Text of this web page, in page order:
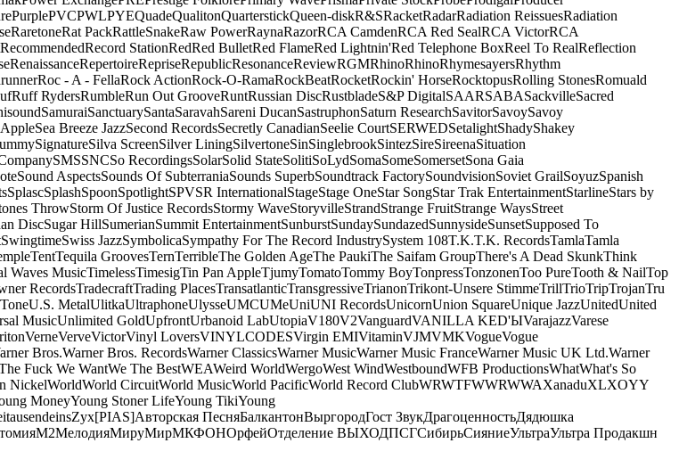
PurplePVCPWLPYEQuadeQualitonQuarterstickQueen-diskR&SRacketRadarRadiation ReissuesRadiation
RaretoneRat PackRattleSnakeRaw PowerRaynaRazorRCA CamdenRCA Red SealRCA VictorRCA
RecommendedRecord StationRedRed BulletRed FlameRed Lightnin'Red Telephone BoxReel To RealReflection
RenaissanceRepertoireRepriseRepublicResonanceReviewRGMRhinoRhinoRhymesayersRhythm
Roc - A - FellaRock ActionRock-O-RamaRockBeatRocketRockin' HorseRocktopusRolling StonesRomuald
Ruff RydersRumbleRun Out GrooveRuntRussian DiscRustbladeS&P DigitalSAARSABASackvilleSacred
SamuraiSanctuarySantaSaravahSareni DucanSastruphonSaturn ResearchSavitorSavoySavoy
Sea Breeze JazzSecond RecordsSecretly CanadianSeelie CourtSERWEDSetalightShadyShakey
SignatureSilva ScreenSilver LiningSilvertoneSinSinglebrookSintezSireSireenaSituation
SMSSNCSo RecordingsSolarSolid StateSolitiSoLydSomaSomeSomersetSona Gaia
Sound AspectsSounds Of SubterraniaSounds SuperbSoundtrack FactorySoundvisionSoviet GrailSoyuzSpanish
SplascSplashSpoonSpotlightSPVSR InternationalStageStage OneStar SongStar Trak EntertainmentStarlineStars by
ThrowStorm Of Justice RecordsStormy WaveStoryvilleStrandStrange FruitStrange WaysStreet
DiscSugar HillSumerianSummit EntertainmentSunburstSundaySundazedSunnysideSunsetSupposed To
SwingtimeSwiss JazzSymbolicaSympathy For The Record IndustrySystem 108T.K.T.K. RecordsTamlaTamla
TentTequila GroovesTernTerribleThe Golden AgeThe PaukiThe Saifam GroupThere's A Dead SkunkThink
Waves MusicTimelessTimesigTin Pan AppleTjumyTomatoTommy BoyTonpressTonzonenToo PureTooth & NailTop
RecordsTradecraftTrading PlacesTransatlanticTransgressiveTrianonTrikont-Unsere StimmeTrillTrioTripTrojanTru
U.S. MetalUlitkaUltraphoneUlysseUMCUMeUniUNI RecordsUnicornUnion SquareUnique JazzUnitedUnited
MusicUnlimited GoldUpfrontUrbanoid LabUtopiaV180V2VanguardVANILLA KED'ЫVarajazzVarese
VerneVerveVictorVinyl LoversVINYLCODESVirgin EMIVitaminVJMVMKVogueVogue
Bros.Warner Bros. RecordsWarner ClassicsWarner MusicWarner Music FranceWarner Music UK Ltd.Warner
Fuck We WantWe The BestWEAWeird WorldWergoWest WindWestboundWFB ProductionsWhatWhat's So
NickelWorldWorld CircuitWorld MusicWorld PacificWorld Record ClubWRWTFWWRWWAXanaduXLXOYY
MoneyYoung Stoner LifeYoung TikiYoung
Zyx[PIAS]Авторская ПесняБалкантонВыргородГост ЗвукДрагоценностьДядюшка
М2МелодияМируМирМКФОНОрфейОтделение ВЫХОДПСГСибирьСияниеУльтраУльтра Продакшн